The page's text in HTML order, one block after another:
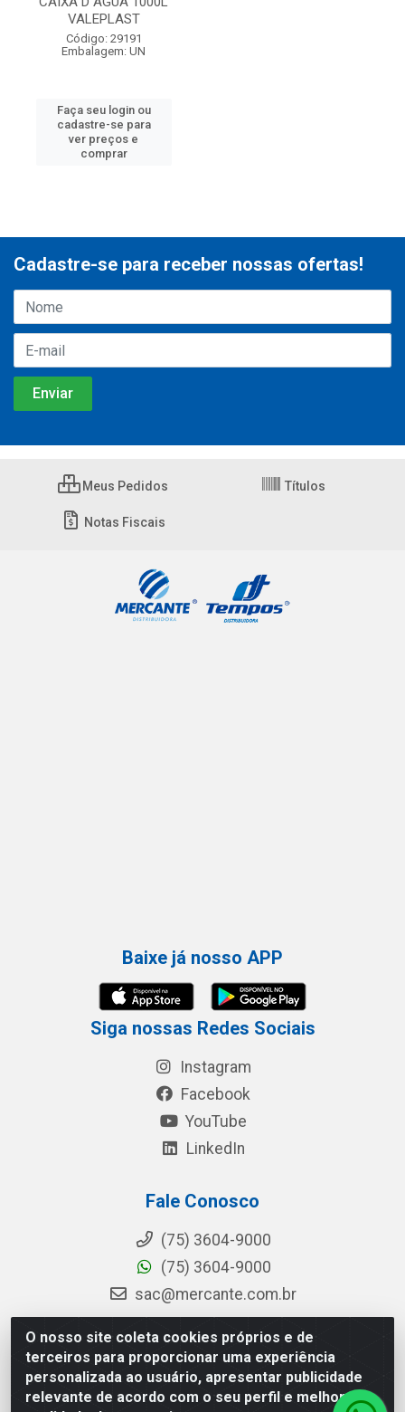
VALEPLAST
Código: 29191
Embalagem: UN
Faça seu login ou
cadastre-se para
ver preços e
comprar
O nosso site coleta cookies próprios e de
terceiros para proporcionar uma experiência
personalizada ao usuário, apresentar publicidade
relevante de acordo com o seu perfil e melhorar a
Cadastre-se para receber nossas ofertas!
Meus Pedidos Títulos
Notas Fiscais
Baixe já nosso APP
Siga nossas Redes Sociais
Instagram
Facebook
YouTube
LinkedIn
Fale Conosco
(75) 3604-9000
(75) 3604-9000
sac@mercante.com.br
Mercante Distribuidora - Rua Mercante, 699 - Aviário, Feira de
Santana/BA - CEP 44.096-218 - CNPJ 96.755.848/0001-08